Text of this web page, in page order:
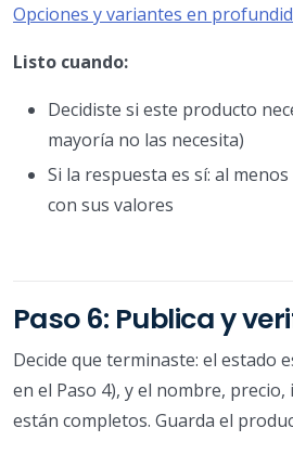
Opciones y variantes en
Listo cuando:
Decidiste si este producto
mayoría no las necesita)
Si la respuesta es sí: al
con sus valores
Paso 6: Publica y
Decide que terminaste: el estado
en el Paso 4), y el nombre,
están completos. Guarda el